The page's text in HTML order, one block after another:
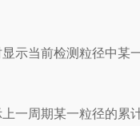
当前检测粒径中某一
周期某一粒径的累计